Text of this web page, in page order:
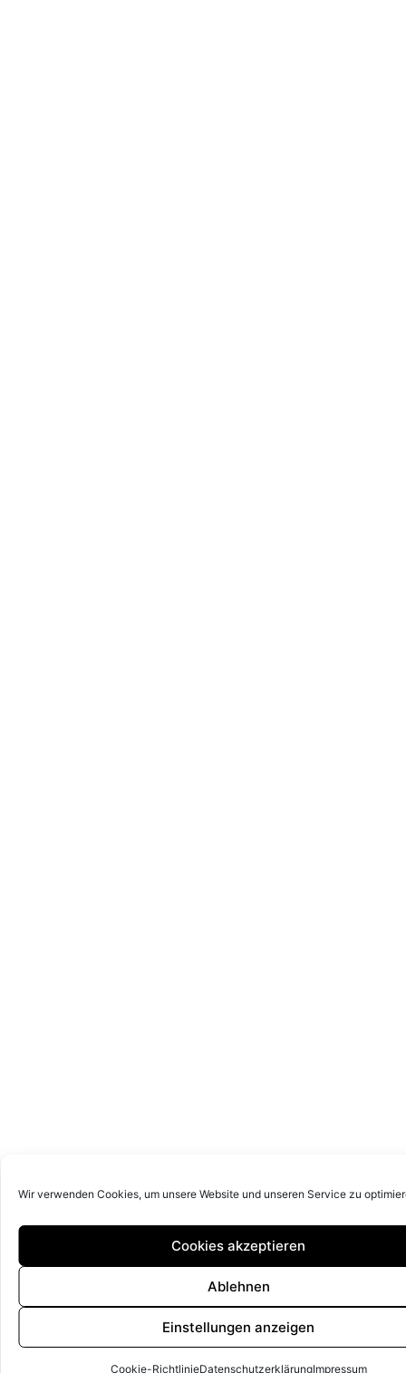
Wir verwenden Cookies, um unsere Website und unseren Service zu
Cookies akzeptieren
Ablehnen
Einstellungen anzeigen
Cookie-RichtlinieDatenschutzerklärungImpressum